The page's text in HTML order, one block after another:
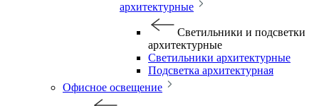
архитектурные
Светильники и подсветки
архитектурные
Светильники архитектурные
Подсветка архитектурная
Офисное освещение